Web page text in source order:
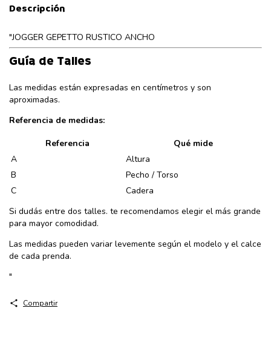
Descripción
"JOGGER GEPETTO RUSTICO ANCHO
Guía de Talles
Las medidas están expresadas en centímetros y son
aproximadas.
Referencia de medidas:
Referencia
Qué mide
A
Altura
B
Pecho / Torso
C
Cadera
Si dudás entre dos talles. te recomendamos elegir el más grande
para mayor comodidad.
Las medidas pueden variar levemente según el modelo y el calce
de cada prenda.
"
Compartir